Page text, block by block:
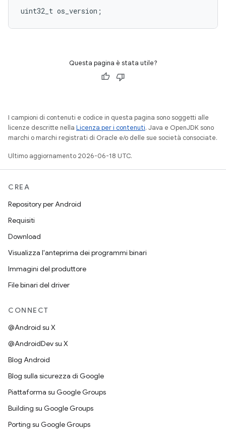
uint32_t os_version ;
Questa pagina è stata utile?
I campioni di contenuti e codice in questa pagina sono soggetti alle
licenze descritte nella Licenza per i contenuti. Java e OpenJDK sono
marchi o marchi registrati di Oracle e/o delle sue società consociate.
Ultimo aggiornamento 2026-06-18 UTC.
CREA
Repository per Android
Requisiti
Download
Visualizza l'anteprima dei programmi binari
Immagini del produttore
File binari del driver
CONNECT
@Android su X
@AndroidDev su X
Blog Android
Blog sulla sicurezza di Google
Piattaforma su Google Groups
Building su Google Groups
Porting su Google Groups